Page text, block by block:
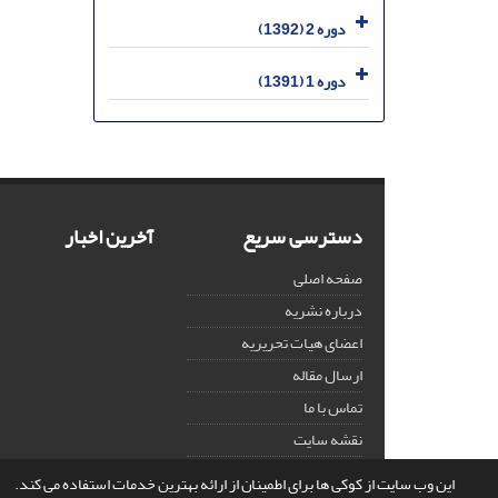
این وب سایت از کوکی ها برای اطمینان از ارائه بهترین خدمات استفاده می کند.
دوره 2 (1392)
دوره 1 (1391)
دسترسی سریع
صفحه اصلی
درباره نشریه
اعضای هیات تحریریه
ارسال مقاله
تماس با ما
نقشه سایت
آخرین اخبار